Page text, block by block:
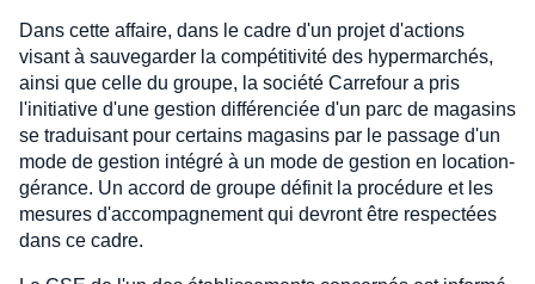
Dans cette affaire, dans le cadre d'un projet d'actions
visant à sauvegarder la compétitivité des hypermarchés,
ainsi que celle du groupe, la société Carrefour a pris
l'initiative d'une gestion différenciée d'un parc de magasins
se traduisant pour certains magasins par le passage d'un
mode de gestion intégré à un mode de gestion en location-
gérance. Un accord de groupe définit la procédure et les
mesures d'accompagnement qui devront être respectées
dans ce cadre.